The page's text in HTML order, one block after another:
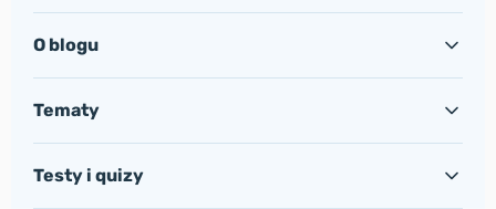
O blogu
Tematy
Testy i quizy